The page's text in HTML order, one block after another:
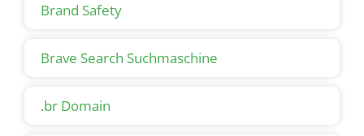
Brand Safety
Brave Search Suchmaschine
.br Domain